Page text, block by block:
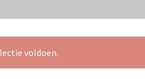
voldoen.